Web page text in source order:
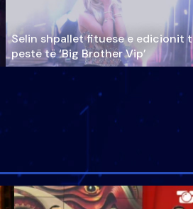
Selin shpallet fituese e edicionit
pestë të ‘Big Brother Vip’